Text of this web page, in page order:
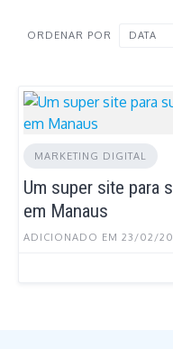
ORDENAR POR DATA
MARKETING DIGITAL
Um super site para
em Manaus
ADICIONADO EM 23/02/